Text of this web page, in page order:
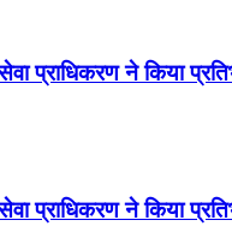
प्राधिकरण ने किया
प्राधिकरण ने किया